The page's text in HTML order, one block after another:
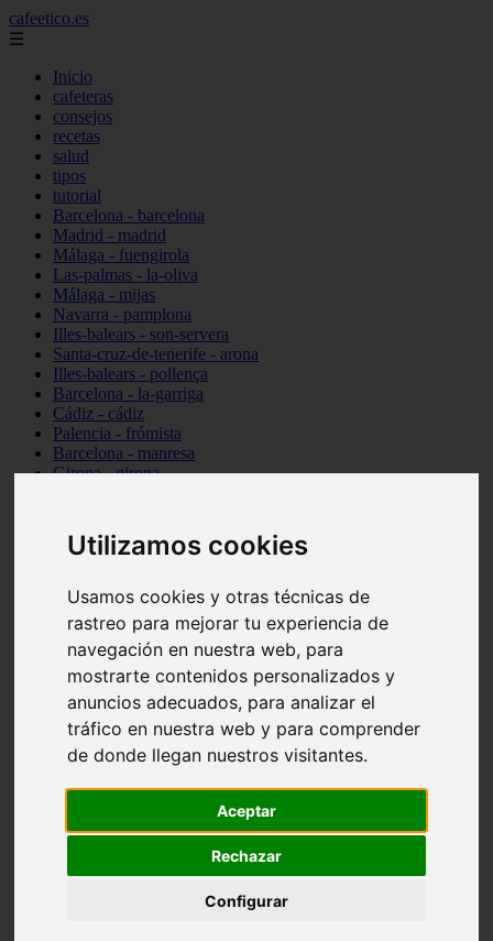
Utilizamos cookies
Usamos cookies y otras técnicas de
rastreo para mejorar tu experiencia de
navegación en nuestra web, para
mostrarte contenidos personalizados y
anuncios adecuados, para analizar el
tráfico en nuestra web y para comprender
de donde llegan nuestros visitantes.
Aceptar
Rechazar
Configurar
cafeetico.es
☰
Inicio
cafeteras
consejos
recetas
salud
tipos
tutorial
Barcelona - barcelona
Madrid - madrid
Málaga - fuengirola
Las-palmas - la-oliva
Málaga - mijas
Navarra - pamplona
Illes-balears - son-servera
Santa-cruz-de-tenerife - arona
Illes-balears - pollença
Barcelona - la-garriga
Cádiz - cádiz
Palencia - frómista
Barcelona - manresa
Girona - girona
Valencia - valencia
Málaga - nerja
A-coruña - santiago-de-compostela
Tarragona - tarragona
Asturias - gijón
Girona - figueres
Madrid - leganés
Almería - roquetas-de-mar
Girona - tossa-de-mar
Barcelona - sant-cugat-del-vallès
Alicante - l39alfàs-del-pi
Barcelona - vilanova-i-la-geltrú
Illes-balears - alcúdia
Illes-balears - sant-antoni-de-portmany